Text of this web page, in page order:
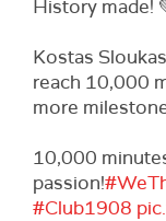
History made!
Kostas
reach 10,000
more
10,000
passion!
#Club1908